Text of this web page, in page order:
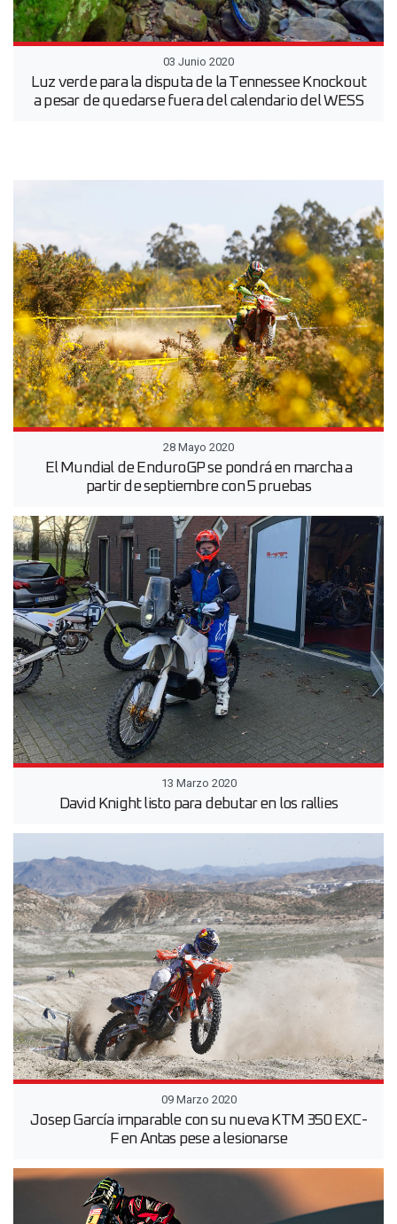
03 Junio 2020
Luz verde para la disputa de la Tennessee Knockout
a pesar de quedarse fuera del calendario del WESS
28 Mayo 2020
El Mundial de EnduroGP se pondrá en marcha a
partir de septiembre con 5 pruebas
13 Marzo 2020
David Knight listo para debutar en los rallies
09 Marzo 2020
Josep García imparable con su nueva KTM 350 EXC-
F en Antas pese a lesionarse